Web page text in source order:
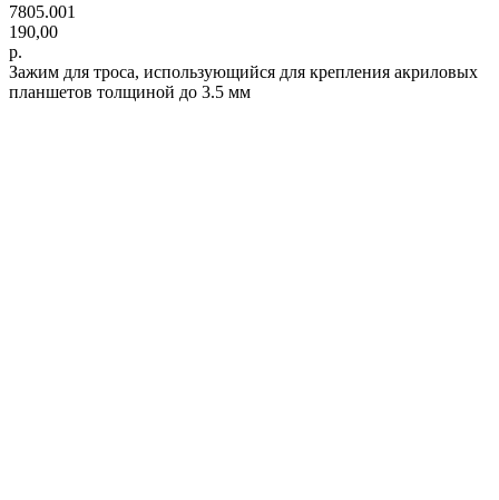
7805.001
190,00
р.
Зажим для троса, использующийся для крепления акриловых
планшетов толщиной до 3.5 мм